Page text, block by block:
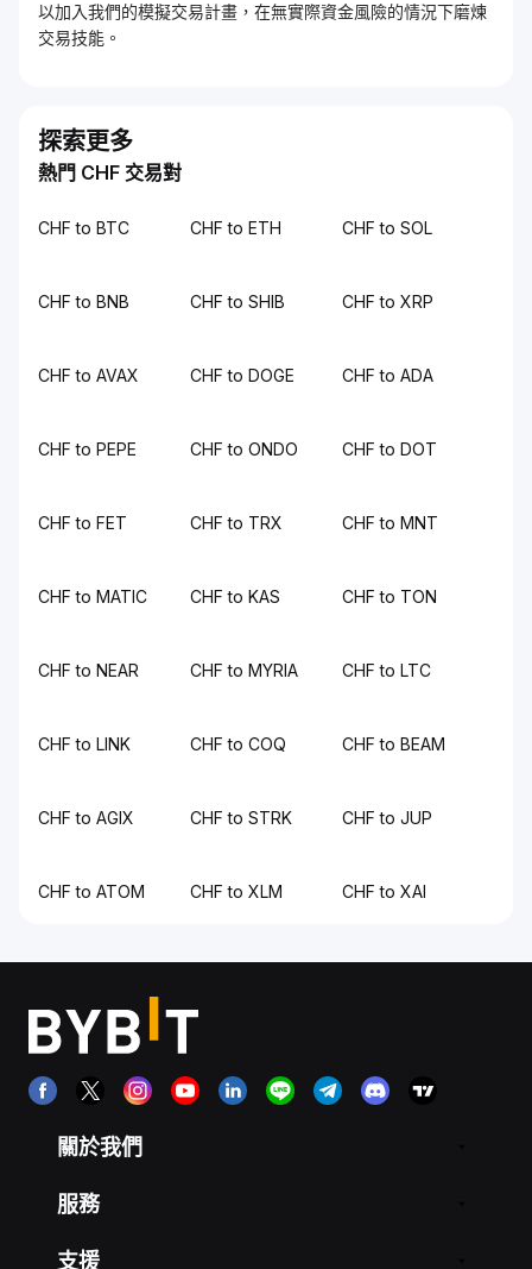
以加入我們的模擬交易計畫，在無實際資金風險的情況下磨煉
交易技能。
探索更多
熱門 CHF 交易對
CHF to BTC CHF to ETH CHF to SOL
CHF to BNB CHF to SHIB CHF to XRP
CHF to AVAX CHF to DOGE CHF to ADA
CHF to PEPE CHF to ONDO CHF to DOT
CHF to FET CHF to TRX CHF to MNT
CHF to MATIC CHF to KAS CHF to TON
CHF to NEAR CHF to MYRIA CHF to LTC
CHF to LINK CHF to COQ CHF to BEAM
CHF to AGIX CHF to STRK CHF to JUP
CHF to ATOM CHF to XLM CHF to XAI
關於我們
服務
支援